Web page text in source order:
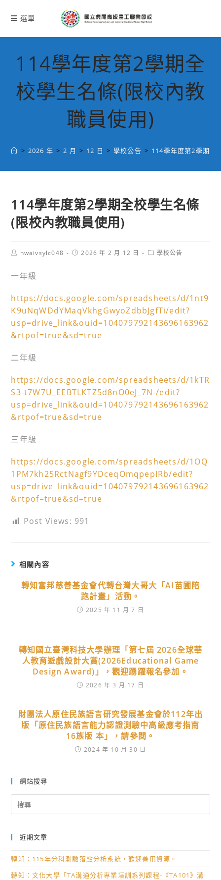
選單
114學年度第2學期全
校學生名條(限校內教
職員使用)
> 2026 年 > 2 月 > 12 日 > 學校公告 > 114學年度第2學期全
114學年度第2學期全校學生名條
(限校內教職員使用)
Posthwaivsylc048
Post2026 年 2 月 12 日
Post學校公告
一年級
https://docs.google.com/spreadsheets/d/1nt9
K9uNqWDdYMaqVkhgGwyoZdbbJgfTi/edit?
usp=drive_link&ouid=104079792143696163962
&rtpof=true&sd=true
二年級
https://docs.google.com/spreadsheets/d/1kTR
S3-t7W7U_EEBTLKTZ5d8nO0eJ_7N-/edit?
usp=drive_link&ouid=104079792143696163962
&rtpof=true&sd=true
三年級
https://docs.google.com/spreadsheets/d/1OQ
1PM7kh25RctNagf9YDceqOmqpepIRb/edit?
usp=drive_link&ouid=104079792143696163962
&rtpof=true&sd=true
Post Views: 991
相關內容
轉知富邦慈善基金會代轉台灣大哥大「AI苗圃陪
跑計畫」活動。
2025 年 11 月 7 日
轉知國立臺灣科技大學辦理「第七屆 2026全球華
人教育遊戲設計大賞(2026Educational Game
Design Award)」，觀迎踴躍報名參加。
2026 年 3 月 17 日
財團法人原住民族語言研究發展基金會於112年出
版「原住民族語言能力認證測驗中高級應考指南
16族版 本」，請參閱。
2024 年 10 月 30 日
網站搜尋
for:
近期文章
轉知：115年分科測驗落點分析系統，歡迎善用資源。
轉知：文化大學「TA溝通分析專業培訓系列課程-《TA101》溝